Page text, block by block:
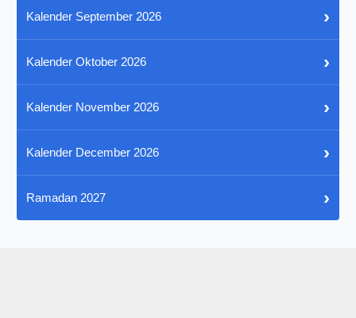
Kalender September 2026 ›
Kalender Oktober 2026 ›
Kalender November 2026 ›
Kalender December 2026 ›
Ramadan 2027 ›